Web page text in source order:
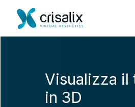
Visualizza il
in 3D